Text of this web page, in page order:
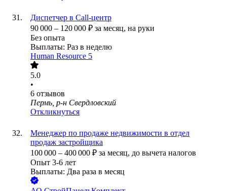
Диспетчер в Call-центр
90 000 – 120 000 ₽ за месяц, на руки
Без опыта
Выплаты: Раз в неделю
Human Resource 5
5.0
•
6 отзывов
Пермь, р-н Свердловский
Откликнуться
Менеджер по продаже недвижимости в отдел
продаж застройщика
100 000 – 400 000 ₽ за месяц, до вычета налогов
Опыт 3-6 лет
Выплаты: Два раза в месяц